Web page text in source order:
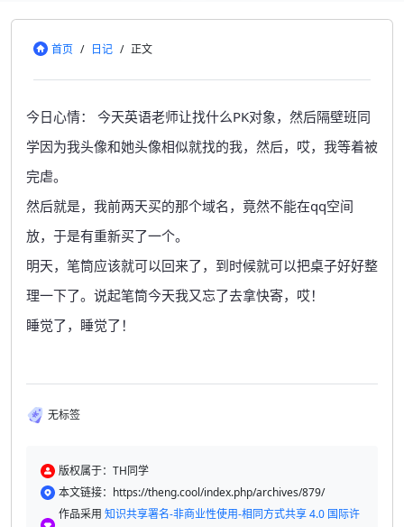
首页 / 日记 / 正文
今日心情：
今天英语老师让找什么PK对象，然后隔壁班同
学因为我头像和她头像相似就找的我，然后，哎，我等着被
完虐。
然后就是，我前两天买的那个域名，竟然不能在qq空间
放，于是有重新买了一个。
明天，笔筒应该就可以回来了，到时候就可以把桌子好好整
理一下了。说起笔筒今天我又忘了去拿快寄，哎！
睡觉了，睡觉了！
无标签
版权属于：TH同学
本文链接：https://theng.cool/index.php/archives/879/
作品采用 知识共享署名-非商业性使用-相同方式共享 4.0 国际许